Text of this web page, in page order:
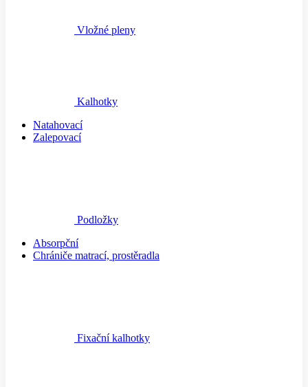
Vložné pleny
Kalhotky
Natahovací
Zalepovací
Podložky
Absorpční
Chrániče matrací, prostěradla
Fixační kalhotky